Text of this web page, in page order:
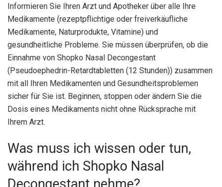
Informieren Sie Ihren Arzt und Apotheker über alle Ihre
Medikamente (rezeptpflichtige oder freiverkäufliche
Medikamente, Naturprodukte, Vitamine) und
gesundheitliche Probleme. Sie müssen überprüfen, ob die
Einnahme von Shopko Nasal Decongestant
(Pseudoephedrin-Retardtabletten (12 Stunden)) zusammen
mit all Ihren Medikamenten und Gesundheitsproblemen
sicher für Sie ist. Beginnen, stoppen oder ändern Sie die
Dosis eines Medikaments nicht ohne Rücksprache mit
Ihrem Arzt.
Was muss ich wissen oder tun,
während ich Shopko Nasal